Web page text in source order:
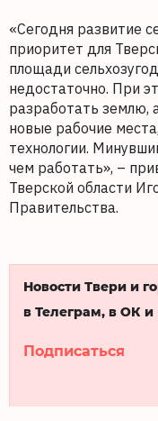
«Сегодня развитие
приоритет для
площади
недостаточно. При
разработать землю,
новые рабочие
технологии.
чем работать», –
Тверской области
Правительства.
Новости Твери и
в Телеграм, в ОК и
Подписаться